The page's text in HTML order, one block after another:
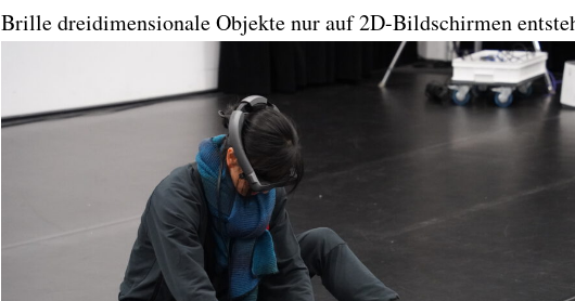
Brille dreidimensionale Objekte nur auf 2D-Bildschirmen